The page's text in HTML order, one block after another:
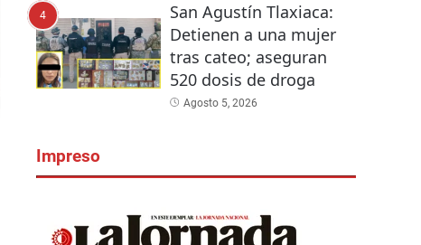
4
San Agustín Tlaxiaca:
Detienen a una mujer
tras cateo; aseguran
520 dosis de droga
Agosto 5, 2026
Impreso